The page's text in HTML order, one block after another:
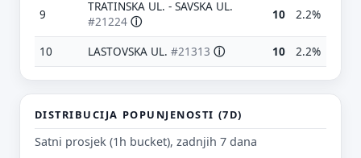
9
TRATINSKA UL. - SAVSKA UL.
#21224 ⓘ 10 2.2%
10 LASTOVSKA UL. #21313 ⓘ 10 2.2%
DISTRIBUCIJA POPUNJENOSTI (7D)
Satni prosjek (1h bucket), zadnjih 7 dana